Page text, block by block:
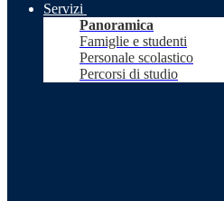
Servizi
Panoramica
Famiglie e studenti
Personale scolastico
Percorsi di studio